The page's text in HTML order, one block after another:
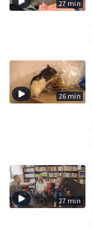
27 min
26 min
27 min